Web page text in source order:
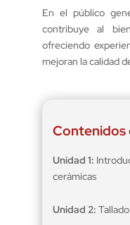
En el público
contribuye al
ofreciendo
mejoran la calidad
Contenidos
Unidad 1:
cerámicas
Unidad 2: